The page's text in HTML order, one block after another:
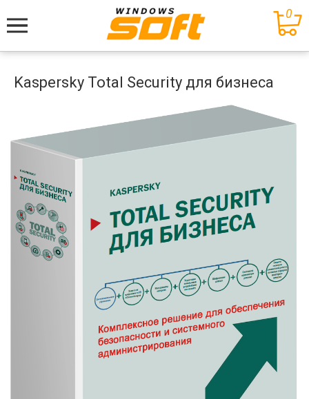
Меню
0
Kaspersky Total Security для бизнеса